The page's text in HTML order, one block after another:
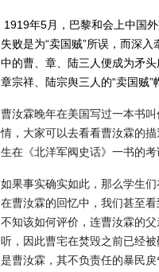
1919年5月，巴黎和会上中国
失败是为“卖国贼”所误，而深入
中的曹、章、陆三人便成为矛头
章宗祥、陆宗舆三人的“卖国贼”
曹汝霖晚年在美国写过一本书
情，大家可以去看看曹汝霖的
生在《北洋军阀史话》一书的
如果事实确实如此，那么学生
在曹汝霖的回忆中，我们甚至
不知该如何评价，连曹汝霖的
听，因此曹宅在焚毁之前已经
是曹汝霖，其不负责任的暴民